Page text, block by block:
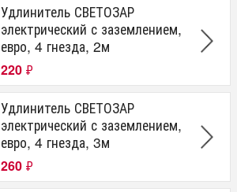
Удлинитель СВЕТОЗАР
электрический с заземлением,
евро, 4 гнезда, 2м
220 ₽
Удлинитель СВЕТОЗАР
электрический с заземлением,
евро, 4 гнезда, 3м
260 ₽